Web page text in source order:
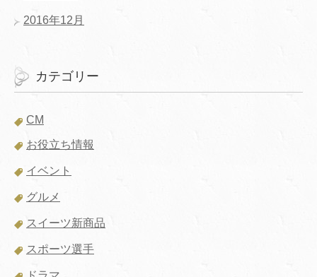
2016年12月
カテゴリー
CM
お役立ち情報
イベント
グルメ
スイーツ新商品
スポーツ選手